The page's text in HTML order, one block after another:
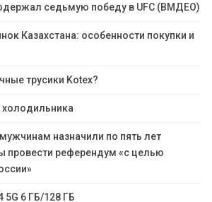
седьмую победу в UFC (ВМДЕО)
Казахстана: особенности покупки и
трусики Kotex?
холодильника
назначили по пять лет
провести референдум «с целью
5G 6 ГБ/128 ГБ